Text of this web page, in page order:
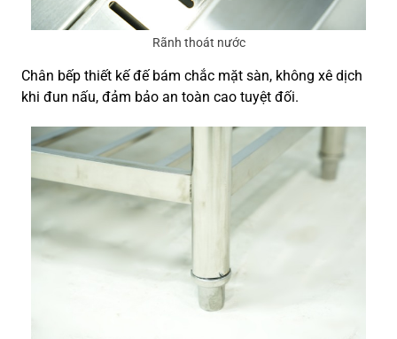
Rãnh thoát nước
Chân bếp thiết kế đế bám chắc mặt sàn, không xê dịch
khi đun nấu, đảm bảo an toàn cao tuyệt đối.